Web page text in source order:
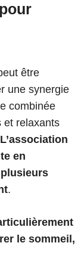
être
une synergie
combinée
et relaxants
L’association
en
.
le sommeil,